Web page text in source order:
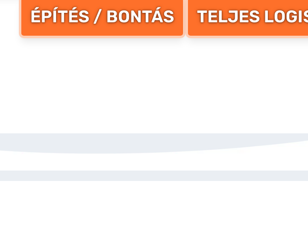
ÉPÍTÉS / BONTÁS TELJES